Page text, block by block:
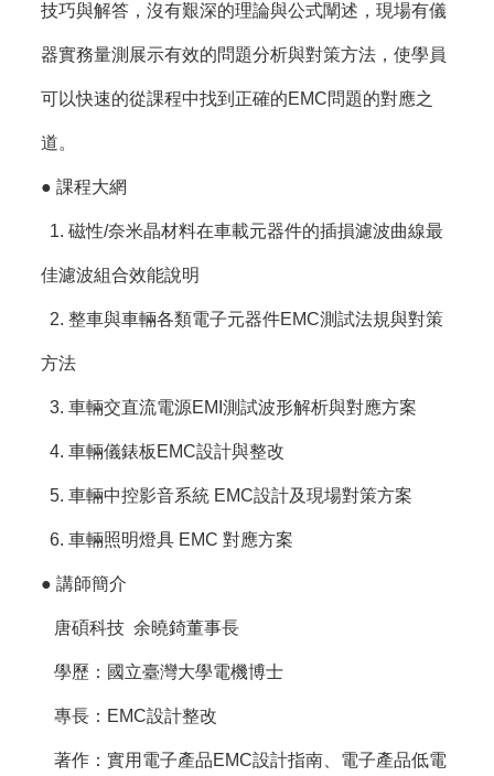
技巧與解答，沒有艱深的理論與公式闡述，現場有儀
器實務量測展示有效的問題分析與對策方法，使學員
可以快速的從課程中找到正確的EMC問題的對應之
道。
● 課程大網
1. 磁性/奈米晶材料在車載元器件的插損濾波曲線最
佳濾波組合效能說明
2. 整車與車輛各類電子元器件EMC測試法規與對策
方法
3. 車輛交直流電源EMI測試波形解析與對應方案
4. 車輛儀錶板EMC設計與整改
5. 車輛中控影音系統 EMC設計及現場對策方案
6. 車輛照明燈具 EMC 對應方案
● 講師簡介
唐碩科技 余曉錡董事長
學歷：國立臺灣大學電機博士
專長：EMC設計整改
著作：實用電子產品EMC設計指南、電子產品低電